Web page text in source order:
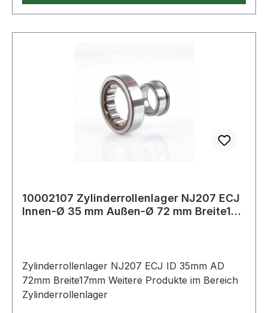
10002107 Zylinderrollenlager NJ207 ECJ
Innen-Ø 35 mm Außen-Ø 72 mm Breite17
Zylinderrollenlager NJ207 ECJ ID 35mm AD
72mm Breite17mm Weitere Produkte im Bereich
Zylinderrollenlager